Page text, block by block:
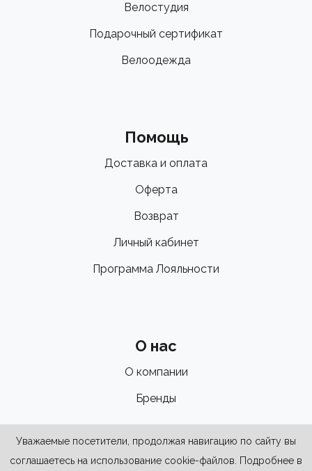
Велостудия
Подарочный сертификат
Велоодежда
Помощь
Доставка и оплата
Оферта
Возврат
Личный кабинет
Программа Лояльности
О нас
О компании
Бренды
Уважаемые посетители, продолжая навигацию по сайту вы
соглашаетесь на использование cookie-файлов. Подробнее в